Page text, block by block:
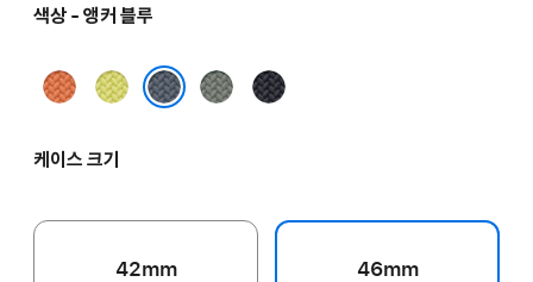
색상 - 앵커 블루
터머릭
네온
그린
미드나이트
케이스 크기
42mm 46mm